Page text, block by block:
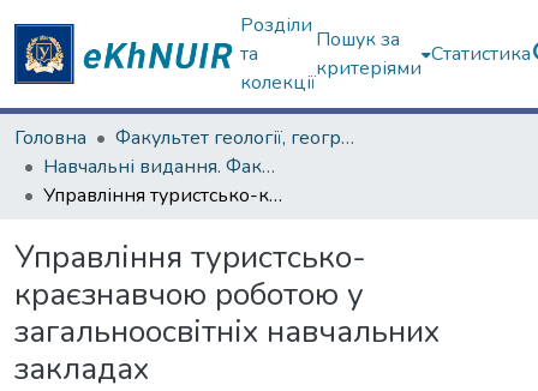
Розділи
та
колекції
Пошук за
критеріями
Статистика
Головна
Факультет геології, географіії, рекреації і туризму
Навчальні видання. Факультет геології, географіії, рекреації і туризму
Управління туристсько-краєзнавчою роботою у загальноосвітніх навчальних закладах
Управління туристсько-
краєзнавчою роботою у
загальноосвітніх навчальних
закладах